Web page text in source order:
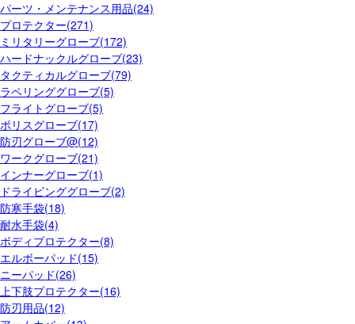
パーツ・メンテナンス用品(24)
プロテクター(271)
ミリタリーグローブ(172)
ハードナックルグローブ(23)
タクティカルグローブ(79)
ラペリンググローブ(5)
フライトグローブ(5)
ポリスグローブ(17)
防刃グローブ@(12)
ワークグローブ(21)
インナーグローブ(1)
ドライビンググローブ(2)
防寒手袋(18)
耐水手袋(4)
ボディプロテクター(8)
エルボーパッド(15)
ニーパッド(26)
上下肢プロテクター(16)
防刃用品(12)